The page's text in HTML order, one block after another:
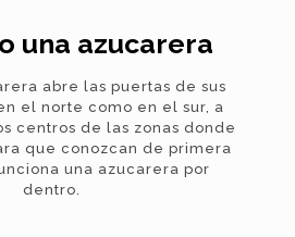
una azucarera
abre las puertas de sus
el norte como en el sur, a
centros de las zonas donde
que conozcan de primera
una azucarera por
dentro.